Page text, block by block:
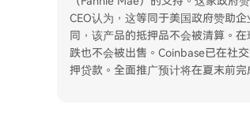
CEO认为，这等同于美国政府赞助
同，该产品的抵押品不会被清算。
跌也不会被出售。Coinbase已在社
押贷款。全面推广预计将在夏末前